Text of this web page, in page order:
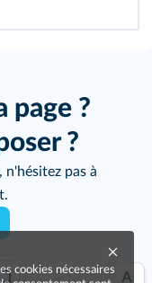
page ?
?
pas à
cookies nécessaires